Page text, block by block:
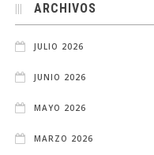
ARCHIVOS
JULIO 2026
JUNIO 2026
MAYO 2026
MARZO 2026